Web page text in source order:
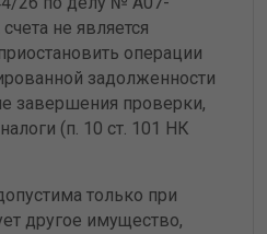
не является
операции
задолженности
завершения проверки,
(п. 10 ст. 101 НК
только при
другое имущество,